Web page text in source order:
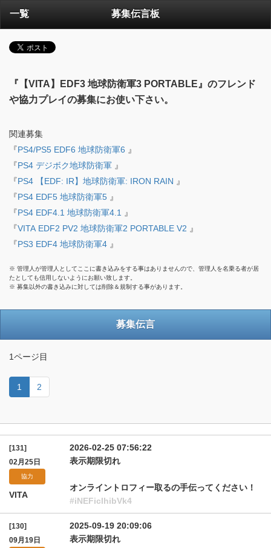
一覧 募集伝言板
『【VITA】EDF3 地球防衛軍3 PORTABLE』のフレンド
や協力プレイの募集にお使い下さい。
関連募集
『PS4/PS5 EDF6 地球防衛軍6 』
『PS4 デジボク地球防衛軍 』
『PS4 【EDF: IR】地球防衛軍: IRON RAIN 』
『PS4 EDF5 地球防衛軍5 』
『PS4 EDF4.1 地球防衛軍4.1
』
『VITA EDF2 PV2 地球防衛軍2 PORTABLE V2 』
『PS3 EDF4 地球防衛軍4 』
※ 管理人が管理人としてここに書き込みをする事はありませんので、管理人を名乗る者が居
たとしても信用しないようにお願い致します。
※ 募集以外の書き込みに対しては削除＆規制する事があります。
募集伝言
1ページ目
1 2
[131]
02月25日
協力
VITA
2026-02-25 07:56:22
表示期限切れ
オンライントロフィー取るの手伝ってください！
#iNEFiclhibVk4
[130]
09月19日
2025-09-19 20:09:06
表示期限切れ